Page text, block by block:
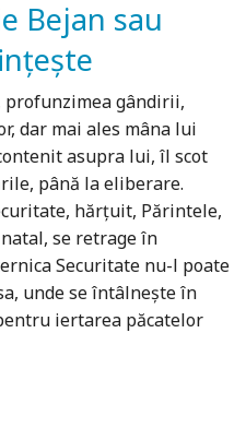
Bejan sau
profunzimea gândirii,
dar mai ales mâna lui
asupra lui, îl scot
până la eliberare.
hărţuit, Părintele,
se retrage în
Securitate nu-l poate
unde se întâlneşte în
iertarea păcatelor